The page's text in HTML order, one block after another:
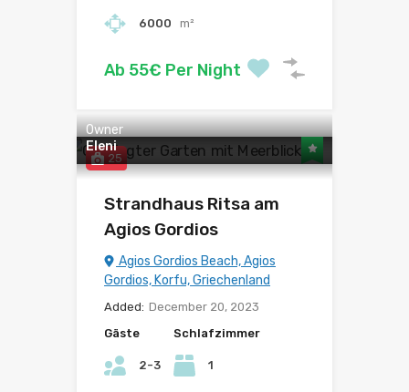
6000 m²
Ab 55€ Per Night
25
Owner
Eleni
Strandhaus Ritsa am
Agios Gordios
Agios Gordios Beach, Agios
Gordios, Korfu, Griechenland
Added: December 20, 2023
Gäste
2-3
Schlafzimmer
1